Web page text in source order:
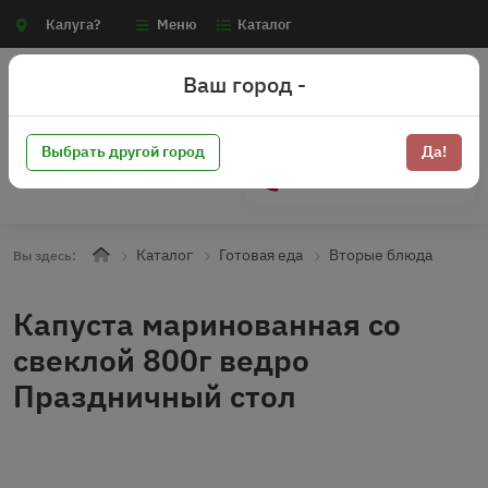
Калуга? Меню Каталог
Вы здесь: Каталог Готовая еда Вторые блюда
Капуста маринованная со
свеклой 800г ведро
Праздничный стол
Ваш город -
Выбрать другой город Да!